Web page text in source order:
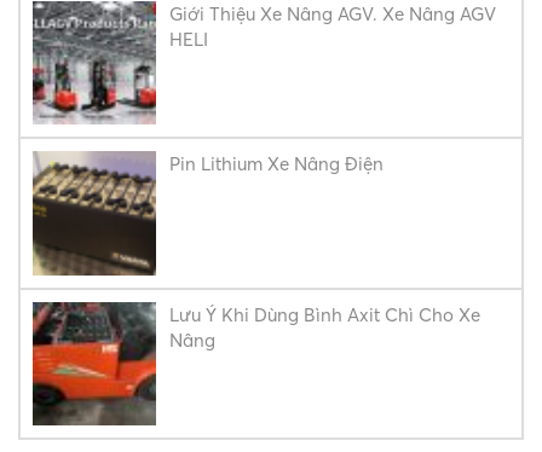
Giới Thiệu Xe Nâng AGV. Xe Nâng AGV
HELI
Pin Lithium Xe Nâng Điện
Lưu Ý Khi Dùng Bình Axit Chì Cho Xe
Nâng